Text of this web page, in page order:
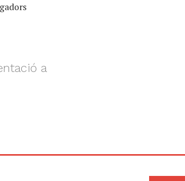
a